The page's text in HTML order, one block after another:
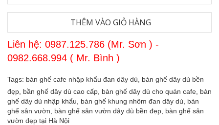
THÊM VÀO GIỎ HÀNG
Liên hệ: 0987.125.786 (Mr. Sơn ) -
0982.668.994 ( Mr. Bình )
Tags: bàn ghế cafe nhập khẩu đan dây dù, bàn ghế dây dù bền
đẹp, bần ghế dây dù cao cấp, bàn ghế dây dù cho quán cafe, bàn
ghế dây dù nhập khẩu, bàn ghế khung nhôm đan dây dù, bàn
ghế sân vườn, bàn ghế sân vườn dây dù bền đẹp, bàn ghế sân
vườn đẹp tại Hà Nội